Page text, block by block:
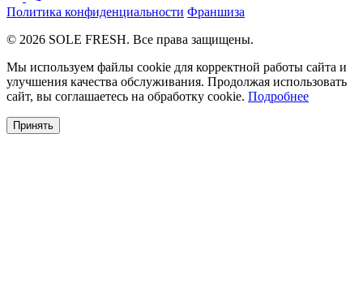
Политика конфиденциальности Франшиза
© 2026 SOLE FRESH. Все права защищены.
Мы используем файлы cookie для корректной работы сайта и
улучшения качества обслуживания. Продолжая использовать
сайт, вы соглашаетесь на обработку cookie. Подробнее
Принять